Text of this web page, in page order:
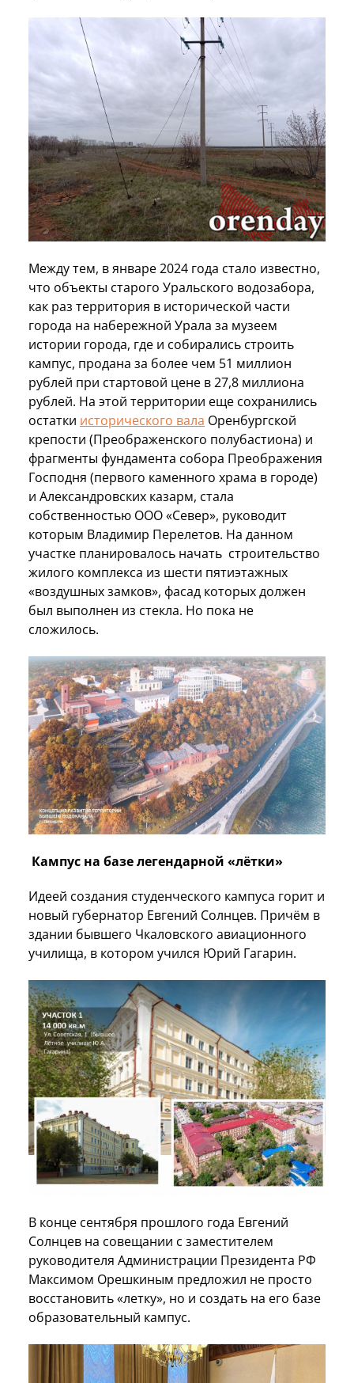
Между тем, в январе 2024 года стало известно,
что объекты старого Уральского водозабора,
как раз территория в исторической части
города на набережной Урала за музеем
истории города, где и собирались строить
кампус, продана за более чем 51 миллион
рублей при стартовой цене в 27,8 миллиона
рублей. На этой территории еще сохранились
остатки исторического вала Оренбургской
крепости (Преображенского полубастиона) и
фрагменты фундамента собора Преображения
Господня (первого каменного храма в городе)
и Александровских казарм, стала
собственностью ООО «Север», руководит
которым Владимир Перелетов. На данном
участке планировалось начать строительство
жилого комплекса из шести пятиэтажных
«воздушных замков», фасад которых должен
был выполнен из стекла. Но пока не
сложилось.
Кампус на базе легендарной «лётки»
Идеей создания студенческого кампуса горит и
новый губернатор Евгений Солнцев. Причём в
здании бывшего Чкаловского авиационного
училища, в котором учился Юрий Гагарин.
В конце сентября прошлого года Евгений
Солнцев на совещании с заместителем
руководителя Администрации Президента РФ
Максимом Орешкиным предложил не просто
восстановить «летку», но и создать на его базе
образовательный кампус.